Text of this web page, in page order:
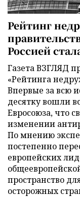
Рейтинг
Россией
Газета ВЗГЛЯД
«Рейтинга
Впервые за всю
десятку вошли
Евросоюза, что
изменении
По мнению
постепенно
европейских
пространство
осторожных